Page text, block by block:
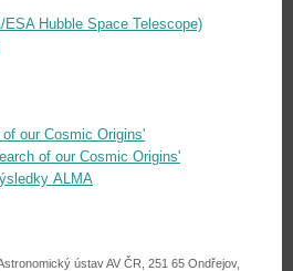
Hubble Space Telescope)
our Cosmic Origins'
of our Cosmic Origins'
ALMA
ústav AV ČR, 251 65 Ondřejov,